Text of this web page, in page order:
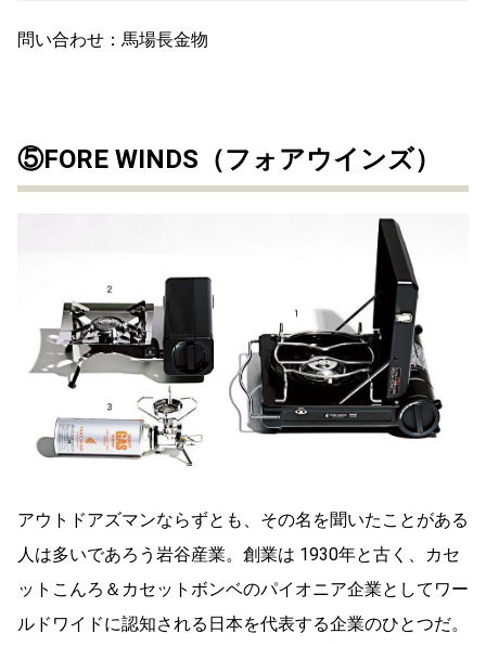
問い合わせ：馬場長金物
⑤FORE WINDS（フォアウインズ）
アウトドアズマンならずとも、その名を聞いたことがある
人は多いであろう岩谷産業。創業は 1930年と古く、カセ
ットこんろ＆カセットボンベのパイオニア企業としてワー
ルドワイドに認知される日本を代表する企業のひとつだ。